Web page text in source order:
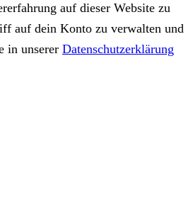
auf dieser Website zu
auf dein Konto zu verwalten und
in unserer Datenschutzerklärung